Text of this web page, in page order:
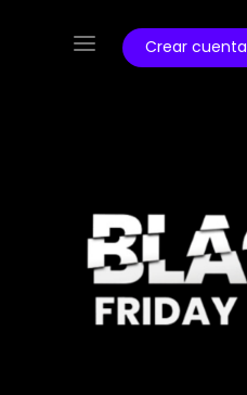
a Crear cuenta